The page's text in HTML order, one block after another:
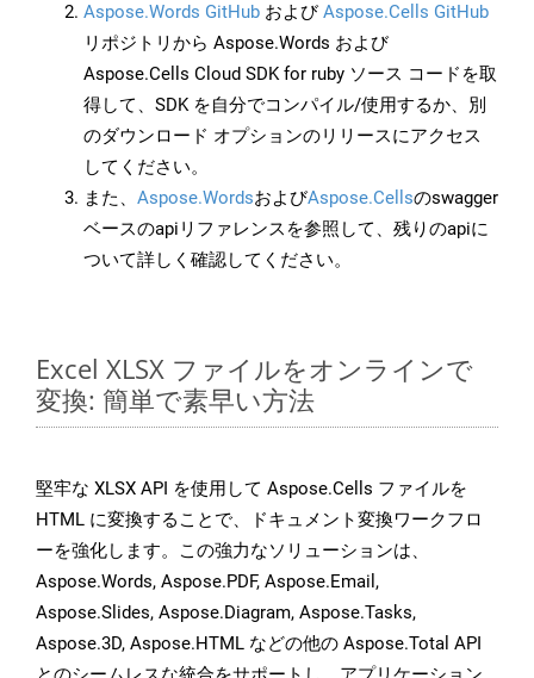
Aspose.Words GitHub およびAspose.Cells GitHub
リポジトリから Aspose.Words および
Aspose.Cells Cloud SDK for ruby ソース コードを取
得して、SDK を自分でコンパイル/使用するか、別
のダウンロード オプションのリリースにアクセス
してください。
また、 Aspose.WordsおよびAspose.Cellsのswagger
ベースのapiリファレンスを参照して、残りのapiに
ついて詳しく確認してください。
Excel XLSX ファイルをオンラインで
変換: 簡単で素早い方法
堅牢な XLSX API を使用して Aspose.Cells ファイルを
HTML に変換することで、ドキュメント変換ワークフロ
ーを強化します。この強力なソリューションは、
Aspose.Words, Aspose.PDF, Aspose.Email,
Aspose.Slides, Aspose.Diagram, Aspose.Tasks,
Aspose.3D, Aspose.HTML などの他の Aspose.Total API